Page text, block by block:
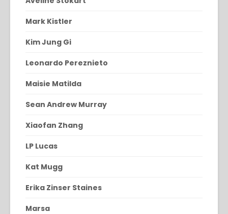
Mark Kistler
Kim Jung Gi
Leonardo Pereznieto
Maisie Matilda
Sean Andrew Murray
Xiaofan Zhang
LP Lucas
Kat Mugg
Erika Zinser Staines
Marsa